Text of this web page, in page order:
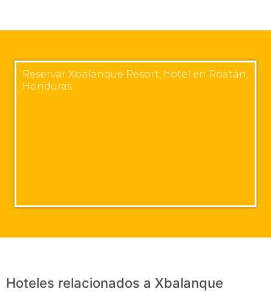
Reservar Xbalanque Resort, hotel en Roatán,
Honduras
Hoteles relacionados a Xbalanque